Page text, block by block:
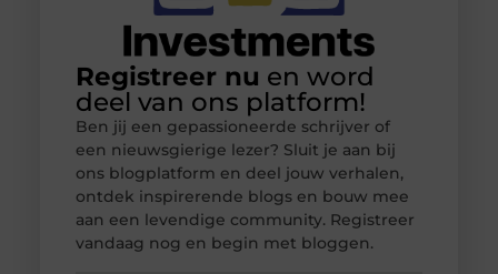
Registreer nu en word
deel van ons platform!
Ben jij een gepassioneerde schrijver of
een nieuwsgierige lezer? Sluit je aan bij
ons blogplatform en deel jouw verhalen,
ontdek inspirerende blogs en bouw mee
aan een levendige community. Registreer
vandaag nog en begin met bloggen.